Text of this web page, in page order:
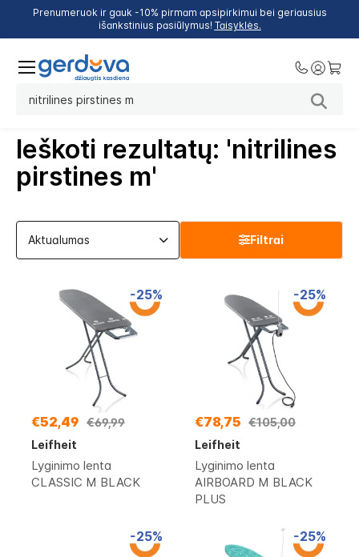
Prenumeruok ir gauk -10% pirmam apsipirkimui bei geriausius
išankstinius pasiūlymus! Taisyklės.
Ieškoti rezultatų: 'nitrilines
pirstines m'
Filtrai
-25%
€52,49 €69,99
Leifheit
Lyginimo lenta
CLASSIC M BLACK
-25%
€78,75 €105,00
Leifheit
Lyginimo lenta
AIRBOARD M BLACK
PLUS
-25% -25%